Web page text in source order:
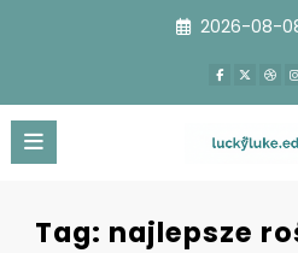
2026-08-
Tag: najlepsze